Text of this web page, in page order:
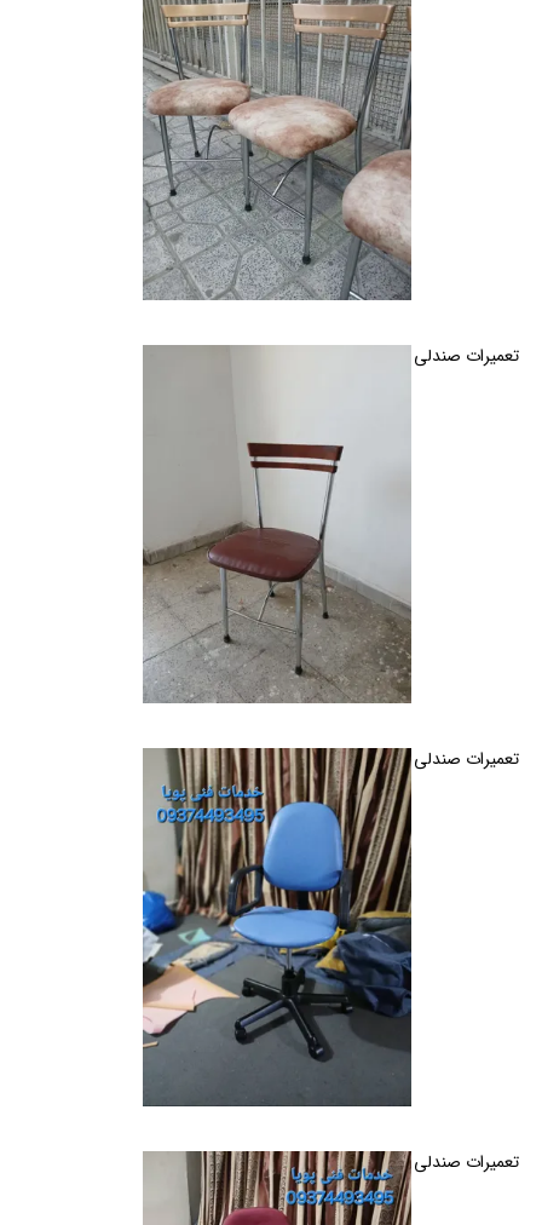
تعمیرات صندلی اداری و خانگی گردان و ثابت در کرج
تعمیرات صندلی اداری و خانگی گردان و ثابت در کرج
تعمیرات صندلی اداری و خانگی گردان و ثابت در کرج